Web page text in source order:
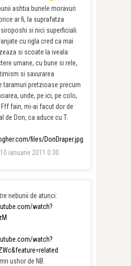
ashtia bunele moravuri
ar fi, la suprafatza
si nici superficiali.
cu rigla cred ca mai
si scoate la iveala
umane, cu bune si rele,
si savurarea
taramuri pretzioase precum
unde, pe ici, pe colo,
fain, mi-ai facut dor de
de Don, ca aduce cu T.
files/DonDraper.jpg
10 ianuarie 2011 0:30
nebunii de atunci:
watch?
watch?
ushor de NB.